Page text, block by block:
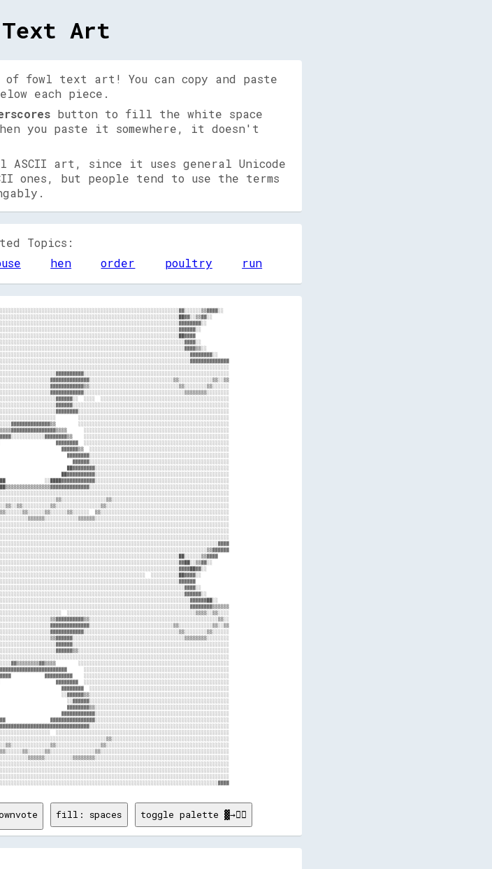
Art
fowl text art! You can copy and paste
each piece.
button to fill the white space
you paste it somewhere, it doesn't
art, since it uses general Unicode
ones, but people tend to use the terms
Topics:
hen order poultry run
░░░░░░░░▓▓▓▓▓▓▓▓▓▓▓▓░░░░░░░░░░░░░░░░░░░░░░░░░░░░░░░░░░▒▒░░░░░░░░░░▒▒░░░░░░▒▒░░░░░░▒▒░░░░░░▒▒░░░░░░  ▒▒░░░░░░░░░░░░░░░░░░░░░░░░░░░░░░░░░░░░░░░░░░░░░░
░░░░░░░░░░▓▓▓▓▓▓░░░░    ░░░░░░░░░░░░░░░░░░░░░░░░░░░░░░░░▒▒▒▒▒▒▒▒░░░░░░░░░░░░▒▒▒▒▒▒░░░░░░░░░░░░▒▒▒▒▒▒░░░░░░░░░░░░░░░░░░░░░░░░░░░░░░░░░░░░░░░░░░░░░░░░
░░░░░░░░░░▓▓▓▓▓▓░░░░░░░░░░░░░░░░░░░░░░░░░░░░░░░░░░░░░░░░░░░░░░░░░░░░░░░░░░░░░░░░░░░░░░░░░░░░░░░░░░░░░░░░░░░░░░░░░░░░░░░░░░░░░░░░░░░░░░░░░░░░░░░░░░░░
░░░░░░░░░░▓▓▓▓▓▓▓▓░░░░░░░░░░░░░░░░░░░░░░░░░░░░░░░░░░░░░░░░░░░░░░░░░░░░░░░░░░░░░░░░░░░░░░░░░░░░░░░░░░░░░░░░░░░░░░░░░░░░░░░░░░░░░░░░░░░░░░░░░░░░░░░░░░
░░░░░░░░░░        ░░░░░░░░░░░░░░░░░░░░░░░░░░░░░░░░░░░░░░░░░░░░░░░░░░░░░░░░░░░░░░░░░░░░░░░░░░░░░░░░░░░░░░░░░░░░░░░░░░░░░░░░░░░░░░░░░░░░░░░░░░░░░░░░░░
▓▓▓▓▓▓▓▓▓▓        ░░░░░░░░░░░░░░░░░░░░░░░░░░░░░░░░░░░░░░░░░░░░░░░░░░░░░░░░░░░░░░░░░░░░░░░░░░░░░░░░░░░░░░░░░░░░░░░░░░░░░░░░░░░░░░░░░░░░░░░░░░░░░░▓▓▓▓
▓▓▓▓▓▓▓▓▓▓▓▓▓▓      ░░░░░░░░░░░░░░░░░░░░░░░░░░░░░░░░░░░░░░░░░░░░░░░░░░░░░░░░░░░░░░░░░░░░░░░░░░░░░░░░░░░░░░░░░░░░░░░░░░░░░░░░░░░░░░░░░░░░░░░░▒▒▓▓▓▓▓▓
      ▓▓▓▓▓▓▓▓▓▓    ░░░░░░░░░░░░░░░░░░░░░░░░░░░░░░░░░░░░░░  ░░░░░░░░░░░░░░░░░░░░░░░░░░░░░░░░░░░░░░░░░░░░░░░░░░░░░░░░░░░░░░░░░░░░░░██░░░░░░▒▒▓▓▓▓    
          ▓▓▓▓▓▓▓▓  ░░░░░░░░░░░░░░░░░░░░░░░░░░░░░░░░░░░░░░░░░░░░░░░░░░░░░░░░░░░░░░░░░░░░░░░░░░░░░░░░░░░░░░░░░░░░░░░░░░░░░░░░░░░░░░▓▓██░░▒▒▓▓░░      
            ▓▓▓▓▓▓▓▓  ░░░░░░░░░░░░░░░░░░░░░░░░░░░░░░░░░░░░░░░░░░░░░░░░░░░░░░░░░░░░░░░░░░░░░░░░░░░░░░░░░░░░░░░░░░░░░░░░░░░░░░░░░░░░▓▓▓▓██▓▓░░        
              ▓▓▓▓▓▓▓▓    ░░░░░░░░░░░░░░░░░░░░░░░░░░░░░░░░░░░░░░░░░░░░░░░░░░░░░░░░░░░░░░░░░░░░░░░░░░░░░░░░░░░░░░░░░░░░  ░░░░░░░░░░██▓▓▓▓░░          
              ░░▓▓▓▓▓▓░░░░░░░░░░░░░░░░░░░░░░░░░░░░░░░░░░░░░░░░░░░░░░░░░░░░░░░░░░░░░░░░░░░░░░░░░░░░░░░░░░░░░░░░░░░░░░░░░░░░░░░░░░░░▓▓▓▓▓▓            
              ▓▓▓▓▓▓▓▓▓▓░░░░░░░░░░░░░░░░░░░░░░░░░░░░░░░░░░░░░░░░░░░░░░░░░░░░░░░░░░░░░░░░░░░░░░░░░░░░░░░░░░░░░░░░░░░░░░░░░░░░░░░░░░░░▓▓▓▓░░          
            ▓▓▓▓▓▓▓▓▓▓▓▓░░░░░░░░░░░░░░░░░░░░░░░░░░░░░░░░░░░░░░░░░░░░░░░░░░░░░░░░░░░░░░░░░░░░░░░░░░░░░░░░░░░░░░░░░░░░░░░░░░░░░░░░░░░░▓▓▓▓▓▓░░        
        ████▓▓▓▓▓▓▓▓▓▓▓▓░░░░░░░░░░░░░░░░░░░░░░░░░░░░░░░░░░░░░░░░░░░░░░░░░░░░░░░░░░░░░░░░░░░░░░░░░░░░░░░░░░░░░░░░░░░░░░░░░░░░░░░░░░░░░░▓▓▓▓▓▓██░░    
▒▒▒▒▒▒▒▒▓▓▓▓▓▓▓▓▓▓▓▓▓▓░░░░░░░░░░░░░░░░░░░░░░░░░░░░░░░░░░░░░░░░░░░░░░░░░░░░░░░░░░░░░░░░░░░░░░░░░░░░░░░░░░░░░░░░░░░░░░░░░░░░░░░░░░░░░░░░▓▓▓▓▓▓▓▓▒▒▒▒▒▒
░░░░░░░░░░▒▒░░░░░░░░░░░░░░░░░░░░░░░░░░░░░░░░░░░░░░░░░░░░░░░░░░░░░░░░░░░░░░░░░░░░░░░░░░░░  ░░░░░░░░░░░░░░░░░░░░░░░░░░░░░░░░░░░░░░░░░░░░░░▒▒▒▒░░▒▒░░░░
░░░░░░░░░░▒▒░░░░░░░░░░░░░░░░▒▒░░░░░░░░░░░░░░░░░░░░░░░░░░░░░░░░░░░░░░░░░░░░░░░░░░░░░░▒▒▓▓▓▓▓▓▓▓▓▓▒▒░░░░░░░░░░░░░░░░░░░░░░░░░░░░░░░░░░░░░░░░░░░░░░▒▒░░
░░░░░░░░░░░░▒▒░░░░░░░░░░░░▒▒░░░░░░░░░░░░░░░░░░░░░░░░░░░░░░░░░░░░░░░░░░░░░░░░░░░░░░░░▓▓▓▓▓▓▓▓▓▓▓▓▓▓░░░░░░░░░░░░░░░░░░░░░░░░░░░░░░▒▒░░░░░░░░░░░░▒▒░░▒▒
░░░░░░░░░░░░░░▒▒░░░░░░░░▒▒░░░░░░░░░░░░░░░░░░░░░░░░░░░░░░░░░░░░░░░░░░░░░░░░░░░░░░░░░░▓▓▓▓▓▓▓▓▓▓▓▓░░░░░░░░░░░░░░░░░░░░░░░░░░░░░░░░░░▒▒░░░░░░░░▒▒░░░░░░
▒▒▒▒▒▒░░░░░░░░░░▒▒▒▒▒▒▒▒░░░░░░░░░░░░░░░░░░░░░░░░░░░░░░░░░░░░░░░░░░░░░░░░░░░░░░░░░░░░▒▒▓▓▓▓▓▓░░░░░░░░░░░░░░░░░░░░░░░░░░░░░░░░░░░░░░░░▒▒▒▒▒▒▒▒░░░░░░░░
░░░░░░░░░░░░░░░░░░░░░░░░░░░░░░░░░░░░░░░░░░░░░░░░░░░░░░░░░░░░░░░░░░░░░░░░░░░░░░░░░░░░░░▓▓▓▓▓▓░░░░░░░░░░░░░░░░░░░░░░░░░░░░░░░░░░░░░░░░░░░░░░░░░░░░░░░░
░░░░░░░░░░░░░░░░░░░░░░░░░░░░░░░░░░░░░░░░░░░░░░░░░░░░░░░░░░░░░░░░░░░░░░░░░░░░░░░░░░░░░░▓▓▓▓▓▓▒▒░░░░░░░░░░░░░░░░░░░░░░░░░░░░░░░░░░░░░░░░░░░░░░░░░░░░░░
░░░░░░░░░░░░░░░░░░░░░░░░░░░░░░░░░░░░░░░░░░░░░░░░░░░░░░░░░░░░░░░░░░░░░░░░░░░░░░░░░░░░░░░░░░░░░░░░░░░░░░░░░░░░░░░░░░░░░░░░░░░░░░░░░░░░░░░░░░░░░░░░░░░░
░░░░░░░░░░░░░░░░░░░░░░░░░░░░░░░░░░░░░░░░░░░░░░░░░░░░░░░░░░░░░░░░░░░░░░▓▓▒▒▒▒▒▒▒▒▓▓▒▒▒▒        ░░░░░░░░░░░░░░░░░░░░░░░░░░░░░░░░░░░░░░░░░░░░░░░░░░░░░░
░░░░░░░░░░░░░░░░░░░░░░░░░░░░░░░░░░░░░░░░░░░░░░░░░░░░░░░░░░░░░░░░░░▓▓▓▓▓▓▓▓▓▓▓▓▓▓▓▓▓▓▓▓▓▓▓▓      ░░░░░░░░░░░░░░░░░░░░░░░░░░░░░░░░░░░░░░░░░░░░░░░░░░░░
░░░░░░░░░░░░░░░░░░░░░░░░░░░░░░░░░░░░░░░░░░░░░░░░░░░░░░▓▓░░░░░░░░▓▓▓▓▓▓            ▓▓▓▓▓▓▓▓▓▓    ░░░░░░░░░░░░░░░░░░░░░░░░░░░░░░░░░░░░░░░░░░░░░░░░░░░░
░░░░░░░░░░░░░░░░░░░░░░░░░░░░░░░░░░░░░░░░░░░░░░░░░░░░░░██▓▓░░░░▓▓▓▓                    ▓▓▓▓▓▓▓▓  ░░░░░░░░░░░░░░░░░░░░░░░░░░░░░░░░░░░░░░░░░░░░░░░░░░░░
░░░░░░░░░░░░░░░░░░░░░░░░░░░░░░░░░░░░░░░░░░░░░░░░░░░░░░▓▓▓▓██▓▓▓▓                        ▓▓▓▓▓▓▓▓  ░░░░░░░░░░░░░░░░░░░░░░░░░░░░░░░░░░░░░░░░░░░░░░░░░░
░░░░░░░░░░░░░░░░░░░░░░░░░░░░░░░░░░░░░░░░░░░░░░░░░░░░░░▓▓▓▓▓▓▓▓░░                        ░░▓▓▓▓▓▓▒▒░░░░░░░░░░░░░░░░░░░░░░░░░░░░░░░░░░░░░░░░░░░░░░░░░░
░░░░░░░░░░░░░░░░░░░░░░░░░░░░░░░░░░░░░░░░░░░░░░░░░░░░░░▓▓▓▓▓▓░░                            ░░▓▓▓▓▓▓░░░░░░░░░░░░░░░░░░░░░░░░░░░░░░░░░░░░░░░░░░░░░░░░░░
░░░░░░░░░░░░░░░░░░░░░░░░░░░░░░░░░░░░░░░░░░░░░░░░░░░░░░░░▓▓▓▓▒▒                            ▓▓▓▓▓▓▓▓▒▒░░░░░░░░░░░░░░░░░░░░░░░░░░░░░░░░░░░░░░░░░░░░░░░░
░░░░░░░░░░░░░░░░░░░░░░░░░░░░░░░░░░░░░░░░░░░░░░░░░░░░░░░░▓▓▓▓▓▓▒▒                        ▓▓▓▓▓▓▓▓▓▓▓▓░░░░░░░░░░░░░░░░░░░░░░░░░░░░░░░░░░░░░░░░░░░░░░░░
░░░░░░░░░░░░░░░░░░░░░░░░░░░░░░░░░░░░░░░░░░░░░░░░░░░░░░░░░░▓▓▓▓▓▓▓▓▓▓                ▓▓▓▓▓▓▓▓▓▓▓▓▓▓▓▓░░░░░░░░░░░░░░░░░░░░░░░░░░░░░░░░░░░░░░░░░░░░░░░░
░░░░░░░░░░░░░░░░░░░░░░░░░░░░░░░░░░░░░░░░░░░░░░░░░░░░░░░░░░▓▓▓▓▓▓▓▓▓▓▓▓▓▓▓▓▓▓▓▓▓▓▓▓▓▓▓▓▓▓▓▓▓▓▓▓▓▓▓▓░░░░░░░░░░░░░░░░░░░░░░░░░░░░░░░░░░░░░░░░░░░░░░░░░░
░░░░░░░░░░░░░░░░░
fill: spaces toggle palette ▓→✊🏽